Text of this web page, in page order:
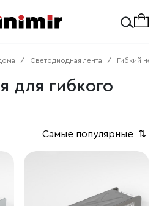
Светодиодная лента Гибкий
для гибкого
Самые популярные ⇅